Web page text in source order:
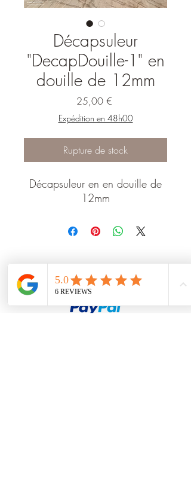
Décapsuleur
"DecapDouille-1" en
douille de 12mm
25,00 €Prix
Expédition en 48h00
Rupture de stock
Décapsuleur en en douille de
12mm